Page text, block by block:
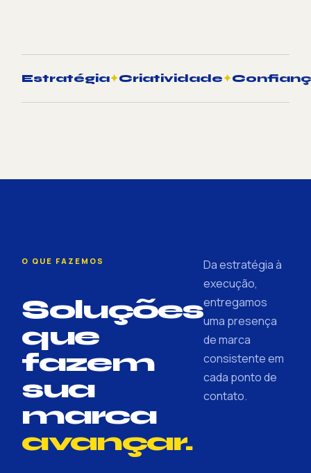
Estratégia✦Criatividade✦
O QUE FAZEMOS
Soluções
que
fazem
sua
marca
avançar.
Da estratégia à
execução,
entregamos
uma presença
de marca
consistente em
cada ponto de
contato.